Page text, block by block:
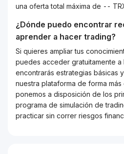
una oferta total máxima de --
¿Dónde puedo encontrar
aprender a hacer trading?
Si quieres ampliar tus
puedes acceder gratuitamente a
encontrarás estrategias básicas
nuestra plataforma de forma más
ponemos a disposición de los
programa de simulación de
practicar sin correr riesgos